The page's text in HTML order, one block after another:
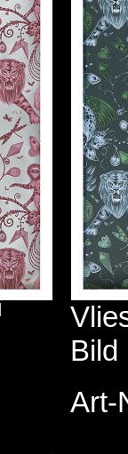
Bild
Art-